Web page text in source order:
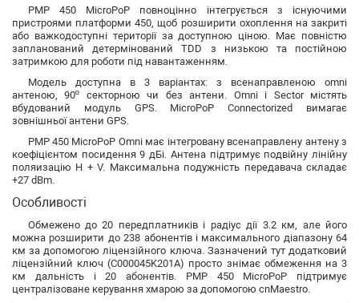
PMP 450 MicroPoP повноцінно інтегрується з існуючими
пристроями платформи 450, щоб розширити охоплення на закриті
або важкодоступні території за доступною ціною. Має повністю
запланований детермінований TDD з низькою та постійною
затримкою для роботи під навантаженням.
Модель доступна в 3 варіантах: з всенаправленою omni
антеною, 90º секторною чи без антени. Omni і Sector містять
вбудований модуль GPS. MicroPoP Connectorized вимагає
зовнішньої антени GPS.
PMP 450 MicroPoP Omni має інтегровану всенаправлену антену з
коефіцієнтом посидення 9 дБі. Антена підтримує подвійну лінійну
поляизацію H + V. Максимальна подужність передавача складає
+27 dBm.
Особливості
Обмежено до 20 передплатників і радіус дії 3.2 км, але його
можна розширити до 238 абонентів і максимального діапазону 64
км за допомогою ліцензійного ключа. Зазначений тут додатковий
ліцензійний ключ (C000045K201A) просто знімає обмеження на 3
км дальність і 20 абонентів. PMP 450 MicroPoP підтримує
централізоване керування хмарою за допомогою cnMaestro.